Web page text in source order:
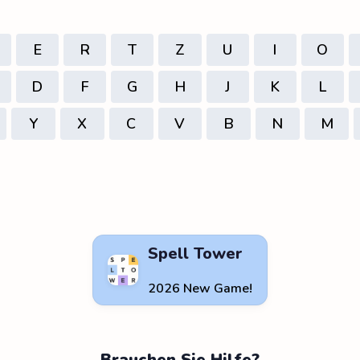
E R T Z U I O
D F G H J K L
Y X C V B N M
Spell Tower
2026 New Game!